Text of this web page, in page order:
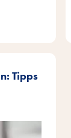
Tipps